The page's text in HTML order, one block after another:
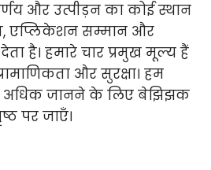
और उत्पीड़न का कोई स्थान
एप्लिकेशन सम्मान और
है। हमारे चार प्रमुख मूल्य हैं
और सुरक्षा। हम
अधिक जानने के लिए बेझिझक
पर जाएँ।